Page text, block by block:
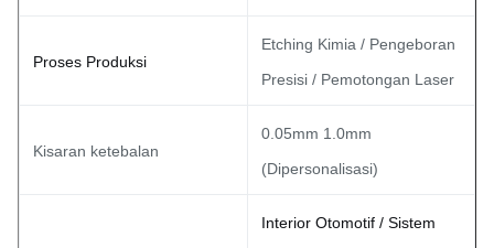
Proses Produksi
Etching Kimia / Pengeboran
Presisi / Pemotongan Laser
Kisaran ketebalan
0.05mm 1.0mm
(Dipersonalisasi)
Interior Otomotif / Sistem